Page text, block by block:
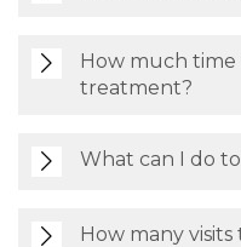
How much
treatment?
What can I do
How many